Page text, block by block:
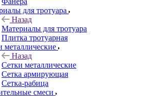
для тротуара
Назад
Материалы для тротуара
Плитка тротуарная
металлические
Назад
Сетки металлические
Сетка армирующая
Сетка-рабица
смеси